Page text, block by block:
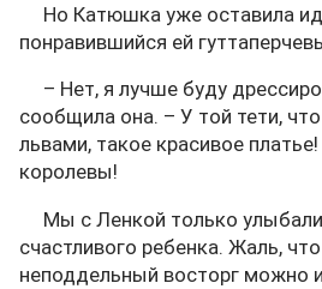
Но Катюшка уже оставила
понравившийся ей
– Нет, я лучше буду
сообщила она. – У той тети,
львами, такое красивое
королевы!
Мы с Ленкой только
счастливого ребенка. Жаль,
неподдельный восторг можно